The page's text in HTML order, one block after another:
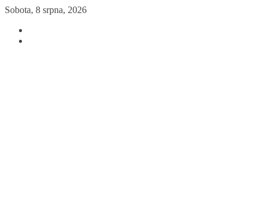
Přeskočit
obsah
Sobota, 8 srpna, 2026